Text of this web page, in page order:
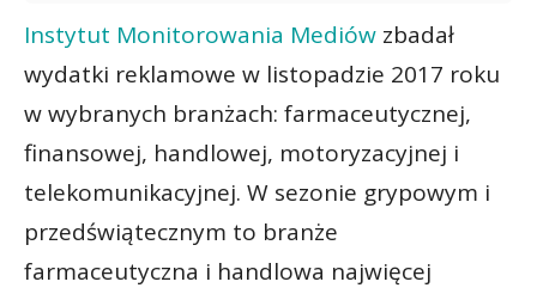
Instytut Monitorowania Mediów zbadał
wydatki reklamowe w listopadzie 2017 roku
w wybranych branżach: farmaceutycznej,
finansowej, handlowej, motoryzacyjnej i
telekomunikacyjnej. W sezonie grypowym i
przedświątecznym to branże
farmaceutyczna i handlowa najwięcej